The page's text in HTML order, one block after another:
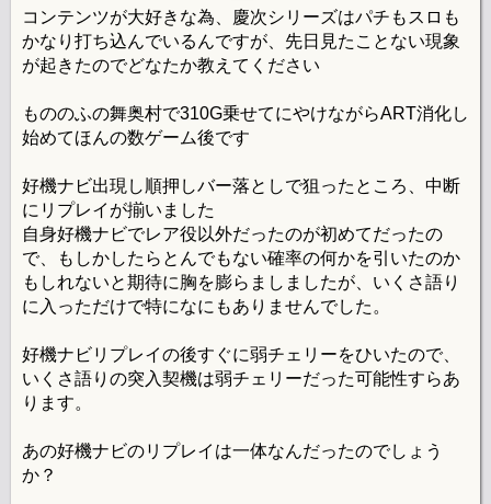
コンテンツが大好きな為、慶次シリーズはパチもスロも
かなり打ち込んでいるんですが、先日見たことない現象
が起きたのでどなたか教えてください
もののふの舞奥村で310G乗せてにやけながらART消化し
始めてほんの数ゲーム後です
好機ナビ出現し順押しバー落としで狙ったところ、中断
にリプレイが揃いました
自身好機ナビでレア役以外だったのが初めてだったの
で、もしかしたらとんでもない確率の何かを引いたのか
もしれないと期待に胸を膨らましましたが、いくさ語り
に入っただけで特になにもありませんでした。
好機ナビリプレイの後すぐに弱チェリーをひいたので、
いくさ語りの突入契機は弱チェリーだった可能性すらあ
ります。
あの好機ナビのリプレイは一体なんだったのでしょう
か？